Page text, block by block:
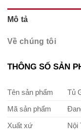
Mô tả
Về chúng tôi
THÔNG SỐ SẢN
Tên sản phẩm
Tủ
Mã sản phẩm
Xuất xứ
Nội